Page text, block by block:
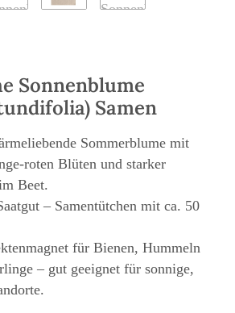
Sonnenblume
Samen
Sommerblume mit
roten Blüten und starker
Beet.
– Samentütchen mit ca. 50
für Bienen, Hummeln
– gut geeignet für sonnige,